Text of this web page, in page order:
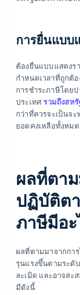
การยื่นแบบ
ต้องยื่นแบบแสดงร
กำหนดเวลาที่ถูกต้
การชำระภาษีโดย
ประเทศรวมถึงสหรั
กว่าที่ควรจะเป็นจ
ยอดคงเหลือทั้งหม
ผลที่ตา
ปฏิบัติต
ภาษีมีอะ
ผลที่ตามมาจากกา
รุนแรงขึ้นตามระดั
ละเมิด และอาจสะ
มีดังนี้